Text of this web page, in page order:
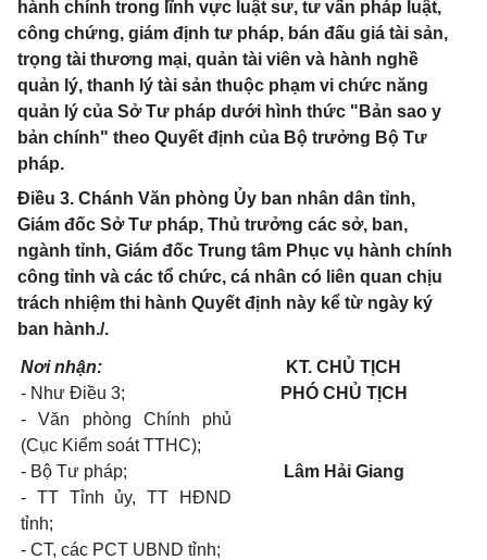
hành chính trong lĩnh vực luật sư, tư vấn pháp luật,
công chứng, giám định tư pháp, bán đấu giá tài sản,
trọng tài thương mại, quản tài viên và hành nghề
quản lý, thanh lý tài sản thuộc phạm vi chức năng
quản lý của Sở Tư pháp dưới hình thức "Bản sao y
bản chính" theo Quyết định của Bộ trưởng Bộ Tư
pháp.
Điều 3. Chánh Văn phòng Ủy ban nhân dân tỉnh,
Giám đốc Sở Tư pháp, Thủ trưởng các sở, ban,
ngành tỉnh, Giám đốc Trung tâm Phục vụ hành chính
công tỉnh và các tổ chức, cá nhân có liên quan chịu
trách nhiệm thi hành Quyết định này kể từ ngày ký
ban hành./.
Nơi nhận:
- Như Điều 3;
- Văn phòng Chính phủ
(Cục Kiểm soát TTHC);
- Bộ Tư pháp;
- TT Tỉnh ủy, TT HĐND
tỉnh;
- CT, các PCT UBND tỉnh;
KT. CHỦ TỊCH
PHÓ CHỦ TỊCH
Lâm Hải Giang